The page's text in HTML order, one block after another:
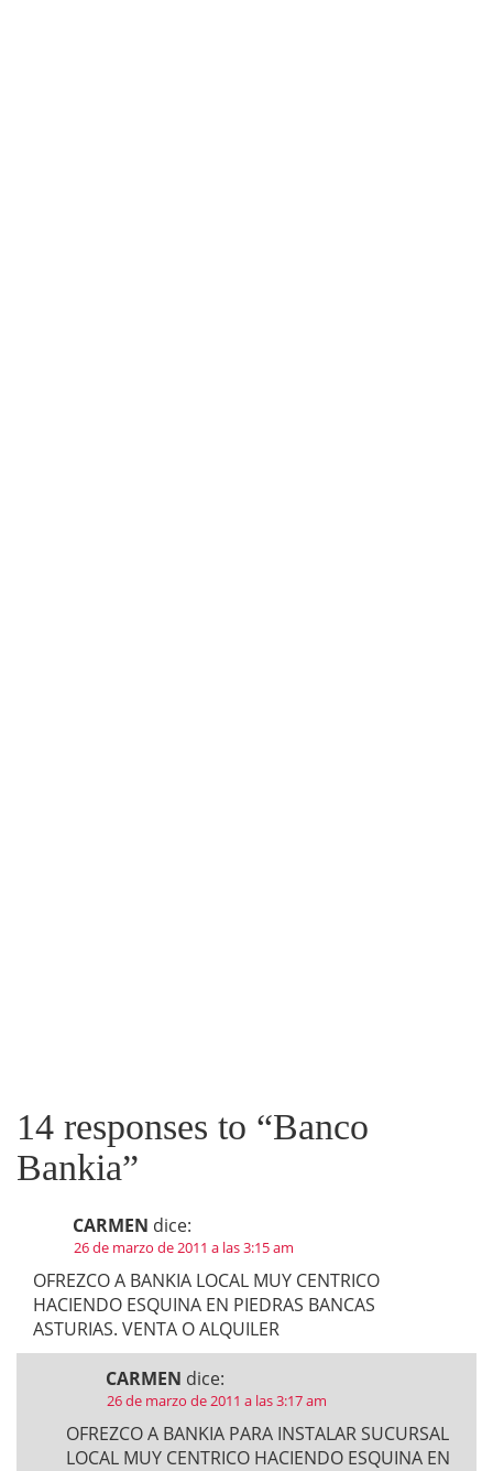
14 responses to “Banco
Bankia”
CARMEN dice:
26 de marzo de 2011 a las 3:15 am
OFREZCO A BANKIA LOCAL MUY CENTRICO
HACIENDO ESQUINA EN PIEDRAS BANCAS
ASTURIAS. VENTA O ALQUILER
CARMEN dice:
26 de marzo de 2011 a las 3:17 am
OFREZCO A BANKIA PARA INSTALAR SUCURSAL
LOCAL MUY CENTRICO HACIENDO ESQUINA EN